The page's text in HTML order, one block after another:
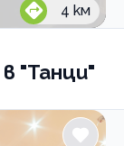
4 км
в "Танци"